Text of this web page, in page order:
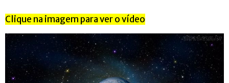
Clique na imagem para ver o vídeo